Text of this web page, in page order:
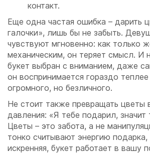
контакт.
Еще одна частая ошибка – дарить
галочки», лишь бы не забыть.
чувствуют мгновенно: как только
механическим, он теряет смысл. И
букет выбран с вниманием, даже
он воспринимается гораздо
огромного, но безличного.
Не стоит также превращать цветы
давления: «Я тебе подарил,
Цветы – это забота, а не
тонко считывают энергию
искренняя, букет работает в вашу